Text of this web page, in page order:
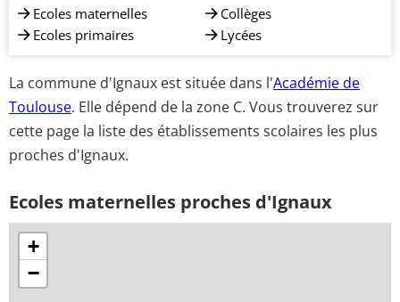
Ecoles maternelles
Ecoles primaires
Collèges
Lycées
La commune d'Ignaux est située dans l'Académie de
Toulouse. Elle dépend de la zone C. Vous trouverez sur
cette page la liste des établissements scolaires les plus
proches d'Ignaux.
Ecoles maternelles proches d'Ignaux
+
−